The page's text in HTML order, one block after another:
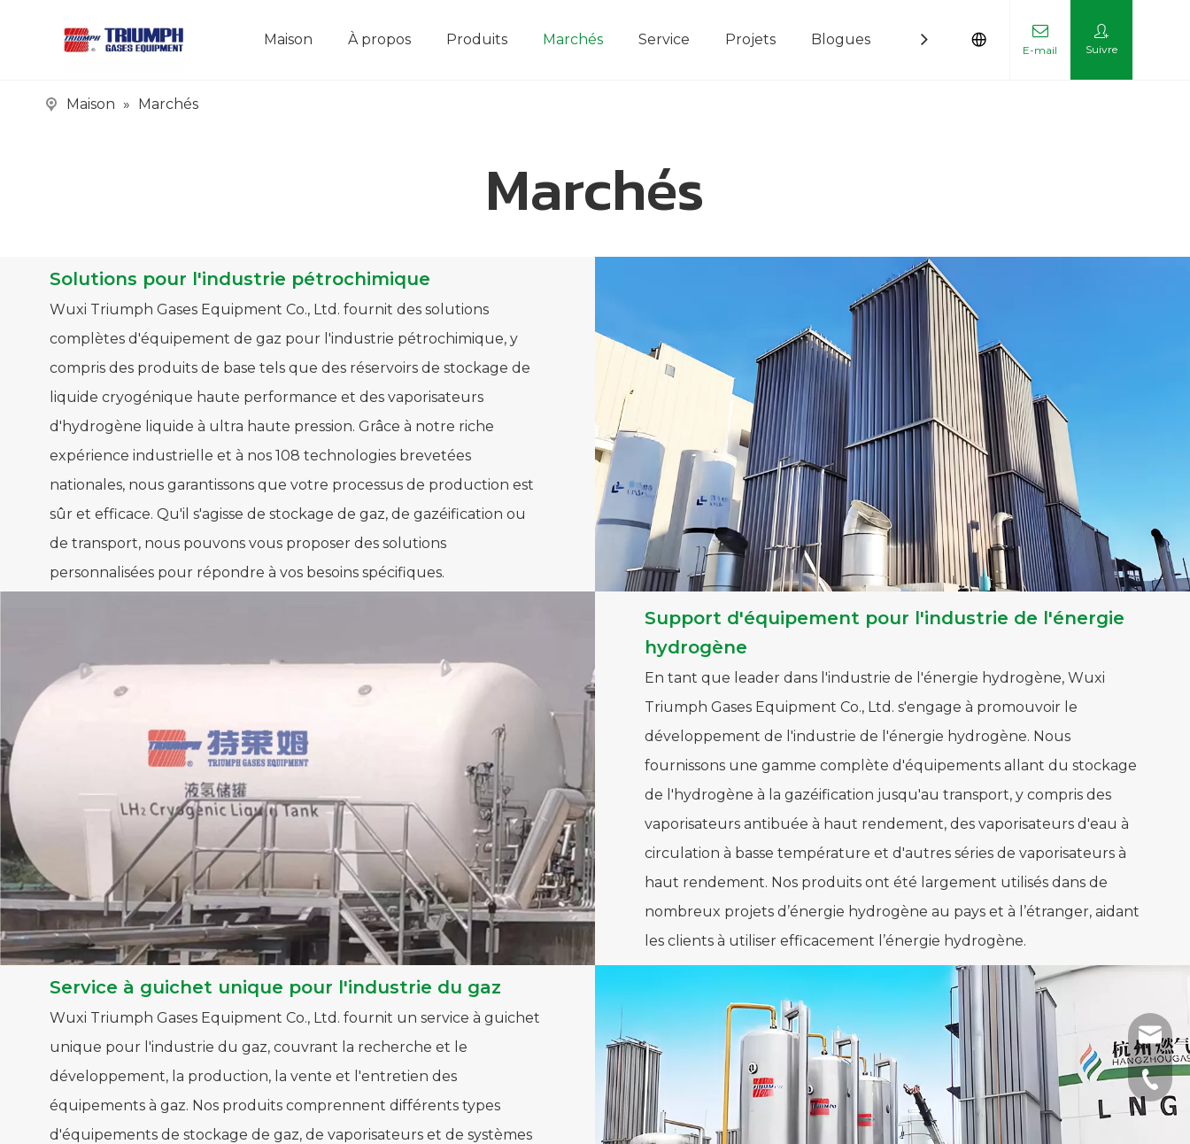
Maison À propos Produits Marchés Service Projets Blogues Contactez-nous
E-mail Suivre
Maison » Marchés
Marchés
Solutions pour l'industrie pétrochimique
Wuxi Triumph Gases Equipment Co., Ltd. fournit des solutions
complètes d'équipement de gaz pour l'industrie pétrochimique, y
compris des produits de base tels que des réservoirs de stockage de
liquide cryogénique haute performance et des vaporisateurs
d'hydrogène liquide à ultra haute pression. Grâce à notre riche
expérience industrielle et à nos 108 technologies brevetées
nationales, nous garantissons que votre processus de production est
sûr et efficace. Qu'il s'agisse de stockage de gaz, de gazéification ou
de transport, nous pouvons vous proposer des solutions
personnalisées pour répondre à vos besoins spécifiques.
Support d'équipement pour l'industrie de l'énergie
hydrogène
En tant que leader dans l'industrie de l'énergie hydrogène, Wuxi
Triumph Gases Equipment Co., Ltd. s'engage à promouvoir le
développement de l'industrie de l'énergie hydrogène. Nous
fournissons une gamme complète d'équipements allant du stockage
de l'hydrogène à la gazéification jusqu'au transport, y compris des
vaporisateurs antibuée à haut rendement, des vaporisateurs d'eau à
circulation à basse température et d'autres séries de vaporisateurs à
haut rendement. Nos produits ont été largement utilisés dans de
nombreux projets d’énergie hydrogène au pays et à l’étranger, aidant
les clients à utiliser efficacement l’énergie hydrogène.
Service à guichet unique pour l'industrie du gaz
Wuxi Triumph Gases Equipment Co., Ltd. fournit un service à guichet
unique pour l'industrie du gaz, couvrant la recherche et le
développement, la production, la vente et l'entretien des
équipements à gaz. Nos produits comprennent différents types
d'équipements de stockage de gaz, de vaporisateurs et de systèmes
+86-